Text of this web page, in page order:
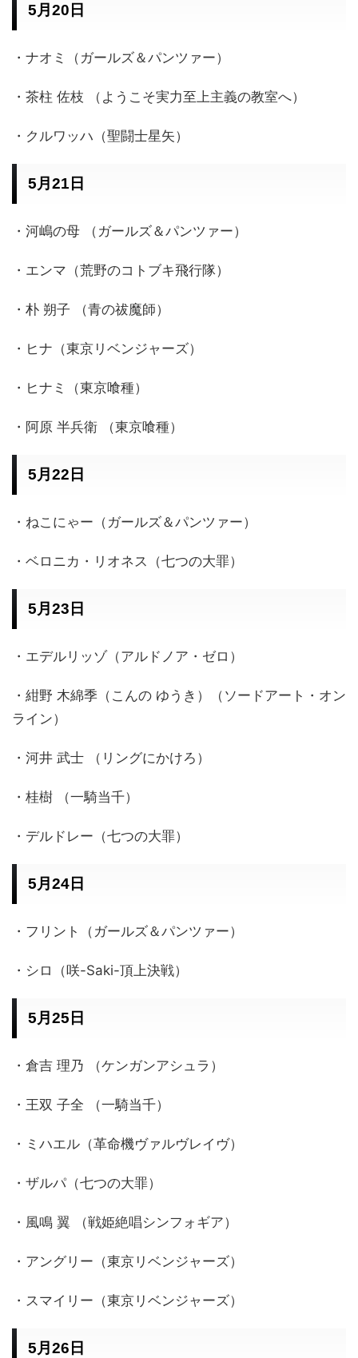
5月20日
・ナオミ（ガールズ＆パンツァー）
・茶柱 佐枝 （ようこそ実力至上主義の教室へ）
・クルワッハ（聖闘士星矢）
5月21日
・河嶋の母 （ガールズ＆パンツァー）
・エンマ（荒野のコトブキ飛行隊）
・朴 朔子 （青の祓魔師）
・ヒナ（東京リベンジャーズ）
・ヒナミ（東京喰種）
・阿原 半兵衛 （東京喰種）
5月22日
・ねこにゃー（ガールズ＆パンツァー）
・ベロニカ・リオネス（七つの大罪）
5月23日
・エデルリッゾ（アルドノア・ゼロ）
・紺野 木綿季（こんの ゆうき）（ソードアート・オン
ライン）
・河井 武士 （リングにかけろ）
・桂樹 （一騎当千）
・デルドレー（七つの大罪）
5月24日
・フリント（ガールズ＆パンツァー）
・シロ（咲-Saki-頂上決戦）
5月25日
・倉吉 理乃 （ケンガンアシュラ）
・王双 子全 （一騎当千）
・ミハエル（革命機ヴァルヴレイヴ）
・ザルパ（七つの大罪）
・風鳴 翼 （戦姫絶唱シンフォギア）
・アングリー（東京リベンジャーズ）
・スマイリー（東京リベンジャーズ）
5月26日